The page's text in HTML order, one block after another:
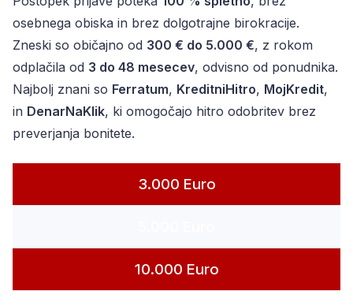
osebnega obiska in brez dolgotrajne birokracije.
Zneski so običajno od 300 € do 5.000 €, z rokom
odplačila od 3 do 48 mesecev, odvisno od ponudnika.
Najbolj znani so Ferratum, KreditniHitro, MojKredit,
in DenarNaKlik, ki omogočajo hitro odobritev brez
preverjanja bonitete.
3.000 Euro
10.000 Euro